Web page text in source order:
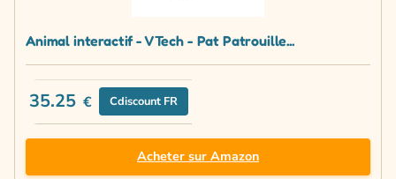
Animal interactif - VTech - Pat Patrouille...
35.25 € Cdiscount FR
Acheter sur Amazon